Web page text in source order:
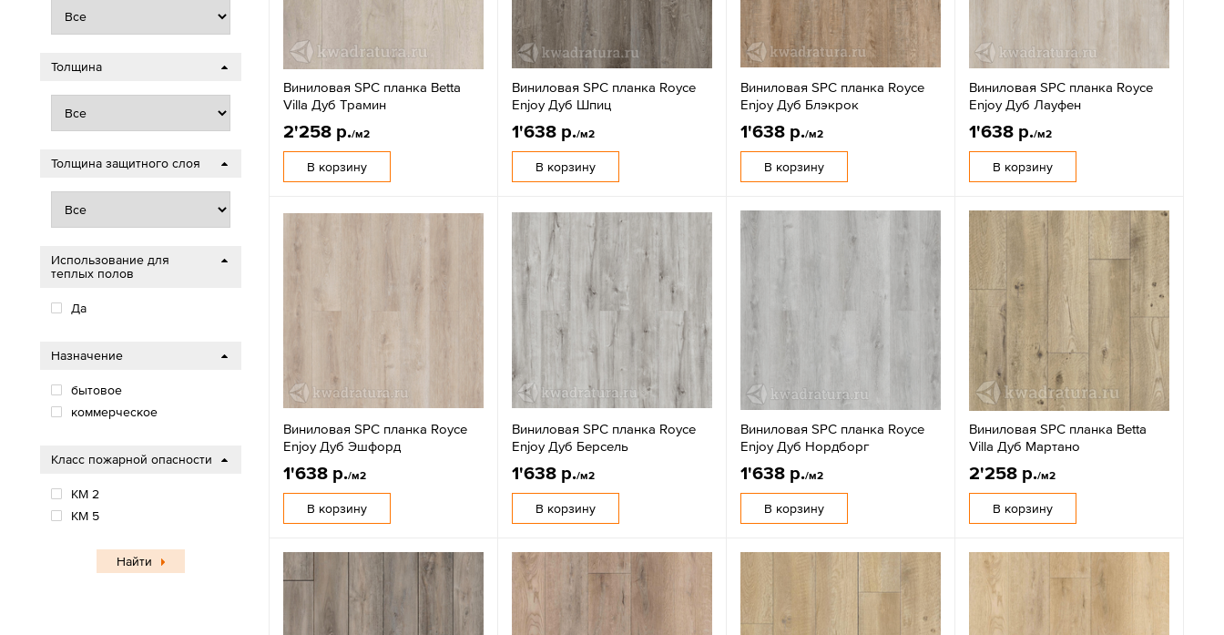
Виниловая SPC планка Betta
Villa Дуб Трамин
2'258 р./м2
В корзину
Виниловая SPC планка Royce
Enjoy Дуб Шпиц
1'638 р./м2
В корзину
Виниловая SPC планка Royce
Enjoy Дуб Блэкрок
1'638 р./м2
В корзину
Виниловая SPC планка Royce
Enjoy Дуб Лауфен
1'638 р./м2
В корзину
Виниловая SPC планка Royce
Enjoy Дуб Эшфорд
1'638 р./м2
В корзину
Виниловая SPC планка Royce
Enjoy Дуб Берсель
1'638 р./м2
В корзину
Виниловая SPC планка Royce
Enjoy Дуб Нордборг
1'638 р./м2
В корзину
Виниловая SPC планка Betta
Villa Дуб Мартано
2'258 р./м2
В корзину
Толщина
Толщина защитного слоя
Использование для
теплых полов
Да
Назначение
бытовое
коммерческое
Класс пожарной опасности
КМ 2
КМ 5
Найти